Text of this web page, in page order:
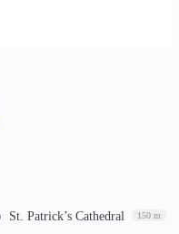
St. Patrick’s Cathedral 150 m